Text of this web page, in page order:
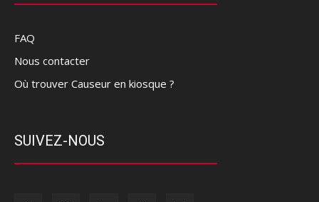
FAQ
Nous contacter
Où trouver Causeur en kiosque ?
SUIVEZ-NOUS